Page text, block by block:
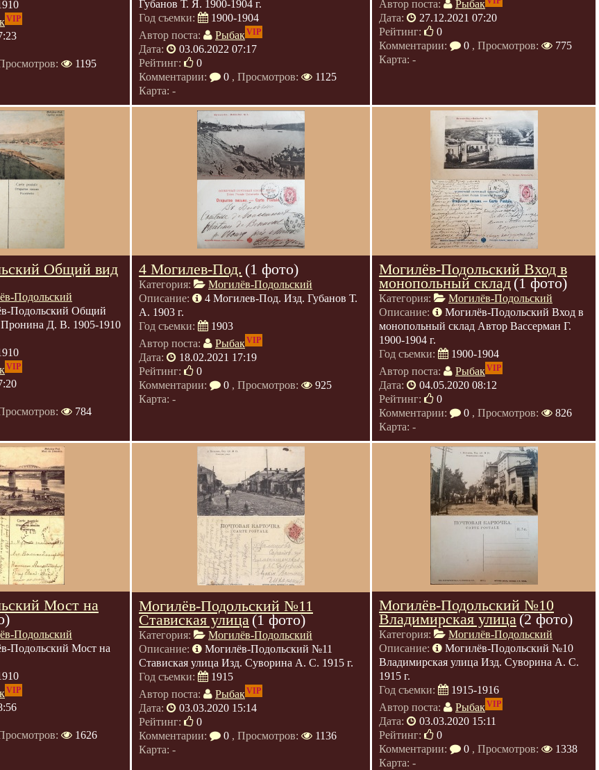
VIP
1195
Губанов Т. Я. 1900-1904 г.
Год съемки:
1900-1904
Автор поста:
РыбакVIP
Дата:
03.06.2022 07:17
Рейтинг:
0
Комментарии:
0 , Просмотров:
1125
Карта: -
Автор поста:
Рыбак
Дата:
27.12.2021 07:20
Рейтинг:
0
Комментарии:
0 , Просмотров:
775
Карта: -
Общий вид
Подольский
Подольский Общий
Д. В. 1905-1910
VIP
784
4 Могилев-Под. (1 фото)
Категория:
Могилёв-Подольский
Описание:
4 Могилев-Под. Изд. Губанов Т.
А. 1903 г.
Год съемки:
1903
Автор поста:
РыбакVIP
Дата:
18.02.2021 17:19
Рейтинг:
0
Комментарии:
0 , Просмотров:
925
Карта: -
Могилёв-Подольский Вход в
монопольный склад(1 фото)
Категория:
Могилёв-Подольский
Описание:
Могилёв-Подольский Вход в
монопольный склад Автор Вассерман Г.
1900-1904 г.
Год съемки:
1900-1904
Автор поста:
РыбакVIP
Дата:
04.05.2020 08:12
Рейтинг:
0
Комментарии:
0 , Просмотров:
826
Карта: -
Мост на
Подольский
Подольский Мост на
VIP
1626
Могилёв-Подольский №11
Ставиская улица(1 фото)
Категория:
Могилёв-Подольский
Описание:
Могилёв-Подольский №11
Ставиская улица Изд. Суворина А. С. 1915 г.
Год съемки:
1915
Автор поста:
РыбакVIP
Дата:
03.03.2020 15:14
Рейтинг:
0
Комментарии:
0 , Просмотров:
1136
Карта: -
Могилёв-Подольский №10
Владимирская улица(2 фото)
Категория:
Могилёв-Подольский
Описание:
Могилёв-Подольский №10
Владимирская улица Изд. Суворина А. С.
1915 г.
Год съемки:
1915-1916
Автор поста:
РыбакVIP
Дата:
03.03.2020 15:11
Рейтинг:
0
Комментарии:
0 , Просмотров:
1338
Карта: -